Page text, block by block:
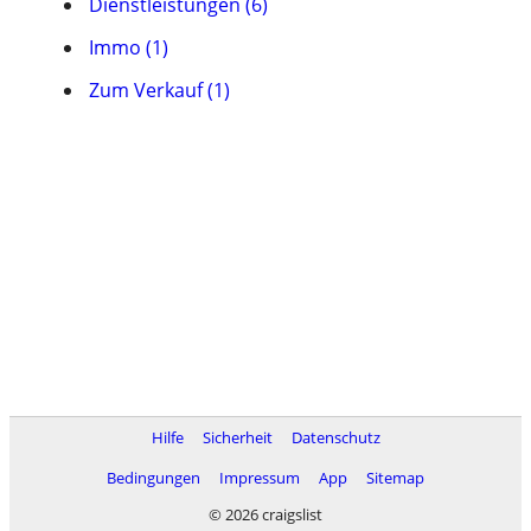
Immo (1)
Zum Verkauf (1)
Hilfe Sicherheit
Datenschutz
Bedingungen
Impressum App
Sitemap
© 2026 craigslist